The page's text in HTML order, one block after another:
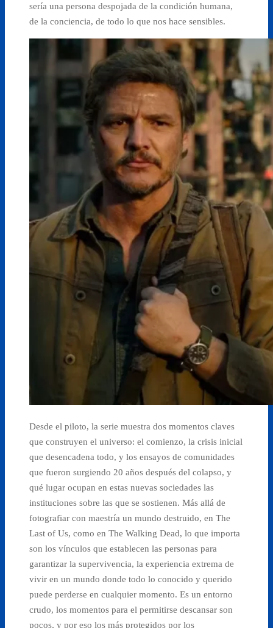
sería una persona despojada de la condición humana,
de la conciencia, de todo lo que nos hace sensibles.
Desde el piloto, la serie muestra dos momentos claves
que construyen el universo: el comienzo, la crisis inicial
que desencadena todo, y los ensayos de comunidades
que fueron surgiendo 20 años después del colapso, y
qué lugar ocupan en estas nuevas sociedades las
instituciones sobre las que se sostienen. Más allá de
fotografiar con maestría un mundo destruido, en The
Last of Us, como en The Walking Dead, lo que importa
son los vínculos que establecen las personas para
garantizar la supervivencia, la experiencia extrema de
vivir en un mundo donde todo lo conocido y querido
puede perderse en cualquier momento. Es un entorno
crudo, los momentos para el permitirse descansar son
pocos, y por eso los más protegidos por los